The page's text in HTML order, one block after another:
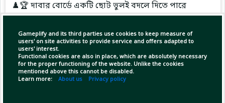
Gameplify and its third parties use cookies to keep measure of
users' on site activities to provide service and offers adapted to
users' interest.
Functional cookies are also in place, which are absolutely necessary
for the proper functioning of the website. Unlike the cookies
mentioned above this cannot be disabled.
Learn more: About us Privacy policy
♟️🏆 দাবার বোর্ডে একটি ছোট ভুলই বদলে দিতে পারে
পুরো ম্যাচের ফলাফল!
সঠিক সময়ে সঠিক চাল দেওয়াই একজন ভালো দাবাড়ুর
আসল দক্ষতা। 🧠🔥
আপনি হলে প্রথমে কোন ঘুঁটি চাল দিতেন—ঘোড়া,
নাকি রাজা-পাশের সৈন্য? ♟️ #